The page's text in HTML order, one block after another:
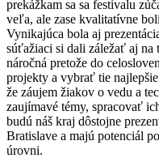
prekážkam sa sa festivalu
veľa, ale zase kvalitatívne
Vynikajúca bola aj
súťažiaci si dali záležať aj na
náročná pretože do
projekty a vybrať tie
že záujem žiakov o vedu a
zaujímavé témy, spracovať
budú náš kraj dôstojne
Bratislave a majú potenciál
úrovni.